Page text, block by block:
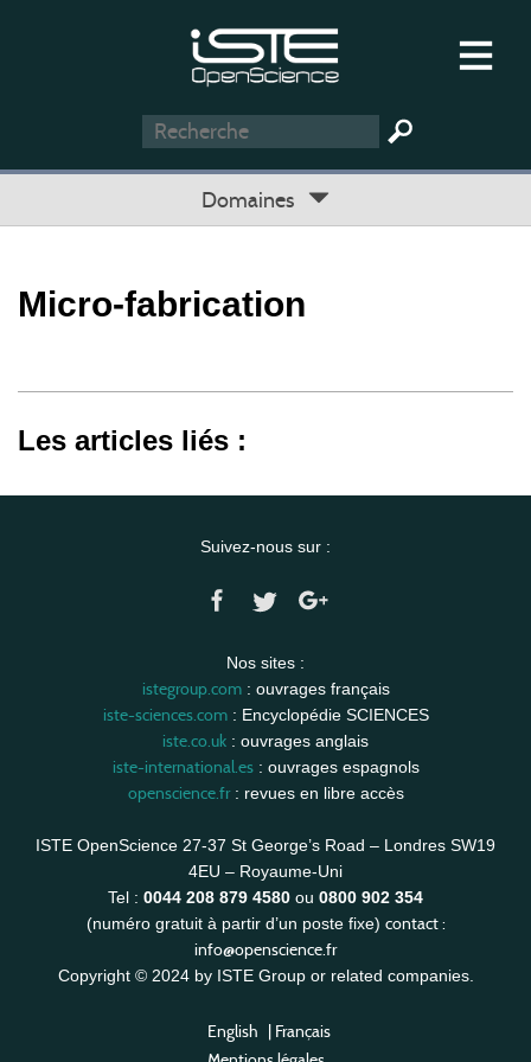
Domaines
Micro-fabrication
Les articles liés :
Suivez-nous sur :
Nos sites :
istegroup.com: ouvrages français
iste-sciences.com: Encyclopédie SCIENCES
iste.co.uk : ouvrages anglais
iste-international.es: ouvrages espagnols
openscience.fr: revues en libre accès
ISTE OpenScience 27-37 St George’s Road – Londres SW19
4EU – Royaume-Uni
Tel : 0044 208 879 4580 ou 0800 902 354
(numéro gratuit à partir d’un poste fixe) contact :
info@openscience.fr
Copyright © 2024 by ISTE Group or related companies.
English | Français